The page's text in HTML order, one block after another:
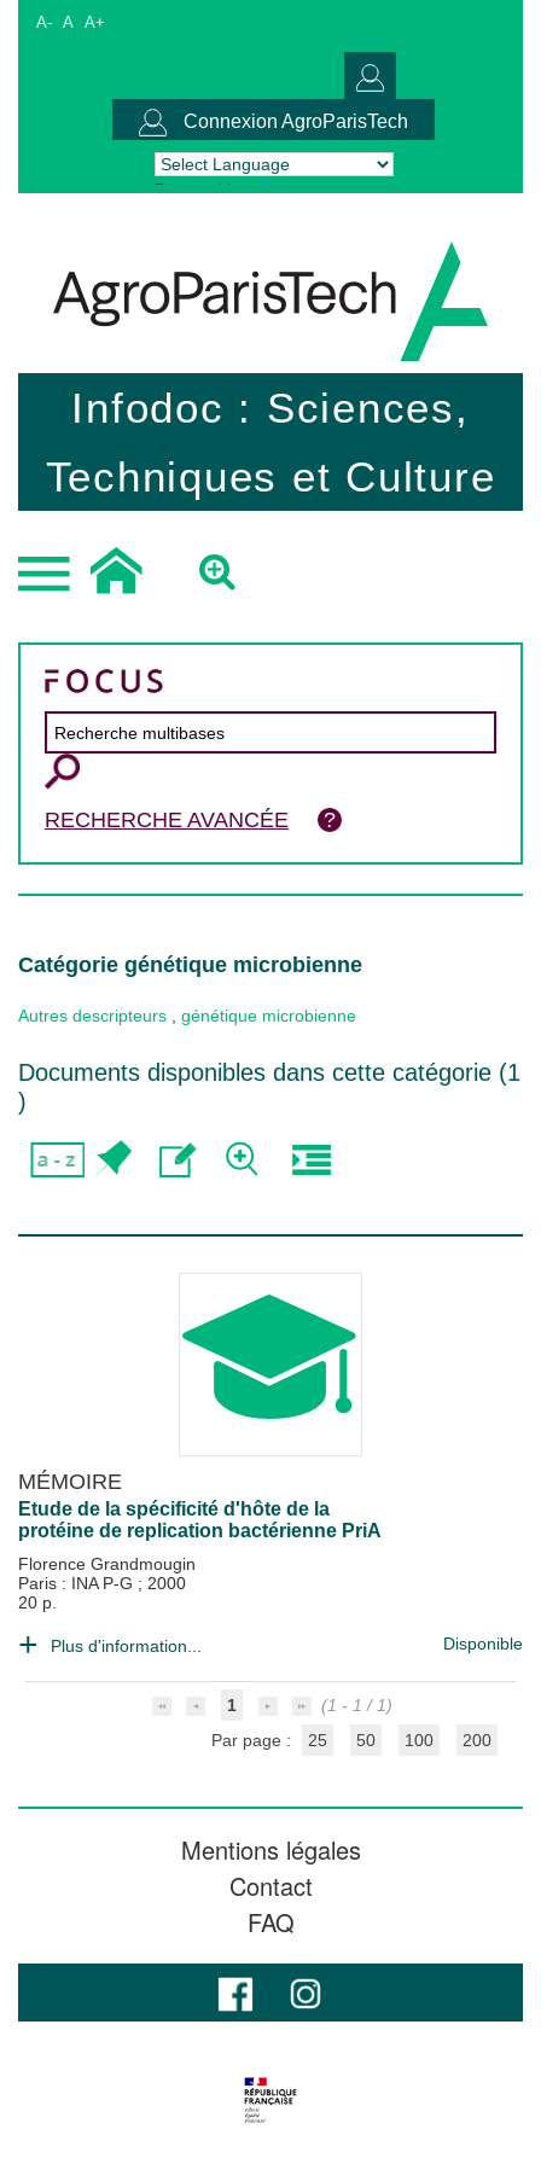
A- A A+
Connexion AgroParisTech
Powered by Translate
Infodoc : Sciences,
Techniques et Culture
RECHERCHE AVANCÉE
Catégorie génétique microbienne
Autres descripteurs génétique microbienne
Documents disponibles dans cette catégorie (1
)
MÉMOIRE
Etude de la spécificité d'hôte de la
protéine de replication bactérienne PriA
Florence Grandmougin
Paris : INA P-G ; 2000
20 p.
Plus d'information... Disponible
1
(1 - 1 / 1)
Par page :
25 50 100 200
Mentions légales
Contact
FAQ